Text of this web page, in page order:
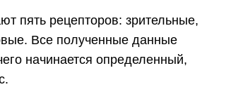
пять рецепторов: зрительные,
Все полученные данные
начинается определенный,